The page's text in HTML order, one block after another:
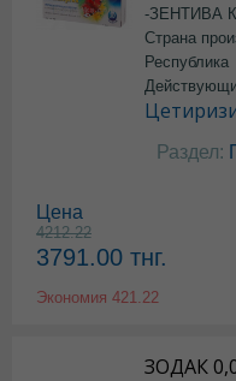
-ЗЕНТИВА
Страна
Республика
Раздел:
Цена
4212.22
3791.00 тнг.
Экономия 421.22
ЗОДАК